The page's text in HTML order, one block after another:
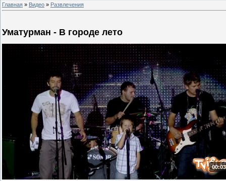
Главная » Видео » Развлечения
Уматурман - В городе лето